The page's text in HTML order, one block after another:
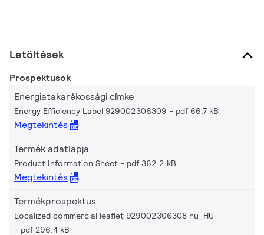
Letöltések
Prospektusok
Energiatakarékossági címke
Energy Efficiency Label 929002306309 pdf 66.7 kB
Megtekintés
Termék adatlapja
Product Information Sheet pdf 362.2 kB
Megtekintés
Termékprospektus
Localized commercial leaflet 929002306308 hu_HU
pdf 296.4 kB